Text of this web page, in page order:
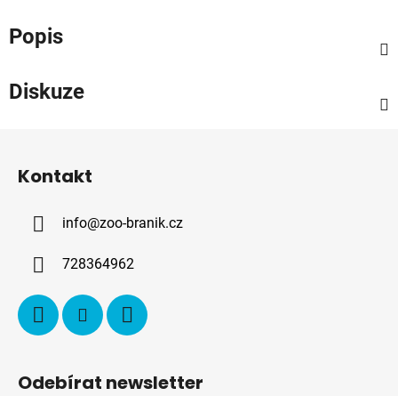
Popis
Diskuze
Kontakt
info@zoo-branik.cz
728364962
Odebírat newsletter